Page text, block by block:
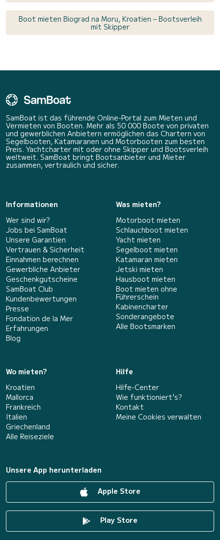
Boot mieten Biograd na Moru, Kroatien – Bootsverleih
mit Skipper
SamBoat ist das führende Online-Portal zum Mieten und
Vermieten von Booten. Mehr als 50 000 Boote von privaten
und gewerblichen Anbietern ermöglichen das Chartern von
Segelbooten, Katamaranen und Motorbooten zum besten
Preis. Yachtcharter mit oder ohne Skipper und Bootsverleih
weltweit. SamBoat bringt Bootsanbieter und Mieter
zusammen, vertraulich und sicher.
Informationen
Wer sind wir?
Jobs bei SamBoat
Unsere Garantien
Vertrauen & Sicherheit
Einnahmen berechnen
Gewerbliche Anbieter
Geschenkgutscheine
SamBoat Club
Kundenbewertungen
Presse
Fondation de la Mer
Erfahrungen
Blog
Was mieten?
Motorboot mieten
Schlauchboot mieten
Yacht mieten
Segelboot mieten
Katamaran mieten
Jetski mieten
Hausboot mieten
Boot mieten ohne
Führerschein
Kabinencharter
Sonderangebote
Alle Bootsmarken
Wo mieten?
Kroatien
Mallorca
Frankreich
Italien
Griechenland
Alle Reiseziele
Hilfe
Hilfe-Center
Wie funktioniert's?
Kontakt
Meine Cookies verwalten
Unsere App herunterladen
Apple Store
Play Store